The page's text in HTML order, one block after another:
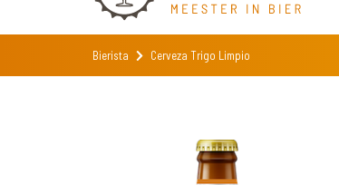
Bierista Cerveza Trigo Limpio